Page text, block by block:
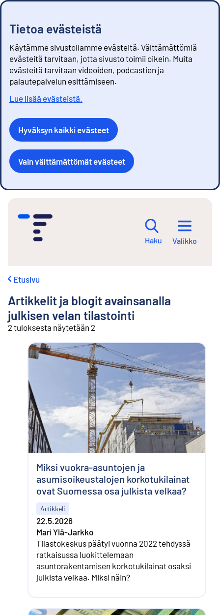
Tietoa evästeistä
Käytämme sivustollamme evästeitä. Välttämättömiä
evästeitä tarvitaan, jotta sivusto toimii oikein. Muita
evästeitä tarvitaan videoiden, podcastien ja
palautepalvelun esittämiseen.
Lue lisää evästeistä.
Hyväksyn kaikki evästeet
Vain välttämättömät evästeet
Haku Valikko
Etusivu
Artikkelit ja blogit avainsanalla
julkisen velan tilastointi
2 tuloksesta näytetään 2
Miksi vuokra-asuntojen ja
asumisoikeustalojen korkotukilainat
ovat Suomessa osa julkista velkaa?
Artikkeli
22.5.2026
Mari Ylä-Jarkko
Tilastokeskus päätyi vuonna 2022 tehdyssä
ratkaisussa luokittelemaan
asuntorakentamisen korkotukilainat osaksi
julkista velkaa. Miksi näin?